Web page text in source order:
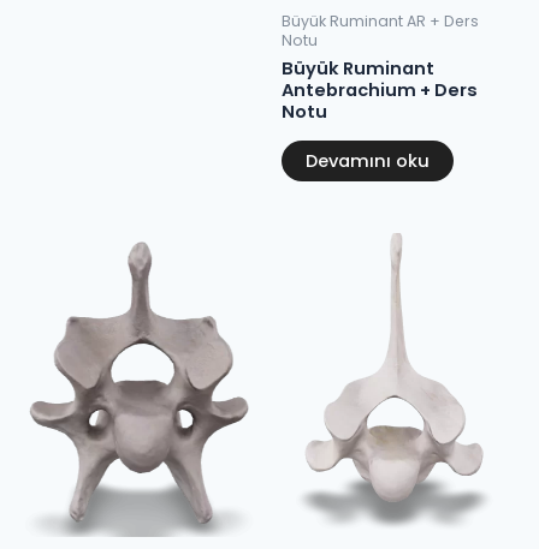
Büyük Ruminant AR + Ders
Notu
Büyük Ruminant
Antebrachium + Ders
Notu
Devamını oku